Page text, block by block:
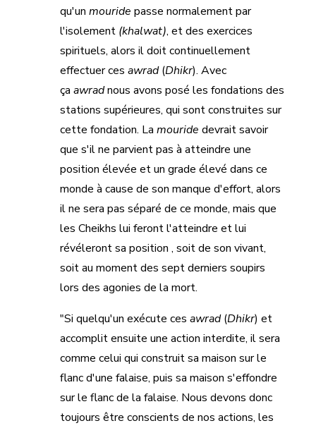
qu'un mouride passe normalement par
l'isolement (khalwat), et des exercices
spirituels, alors il doit continuellement
effectuer ces awrad (Dhikr). Avec
ça awradnous avons posé les fondations des
stations supérieures, qui sont construites sur
cette fondation. La mouride devrait savoir
que s'il ne parvient pas à atteindre une
position élevée et un grade élevé dans ce
monde à cause de son manque d'effort, alors
il ne sera pas séparé de ce monde, mais que
les Cheikhs lui feront l'atteindre et lui
révéleront sa position , soit de son vivant,
soit au moment des sept derniers soupirs
lors des agonies de la mort.
"Si quelqu'un exécute ces awrad (Dhikr) et
accomplit ensuite une action interdite, il sera
comme celui qui construit sa maison sur le
flanc d'une falaise, puis sa maison s'effondre
sur le flanc de la falaise. Nous devons donc
toujours être conscients de nos actions, les